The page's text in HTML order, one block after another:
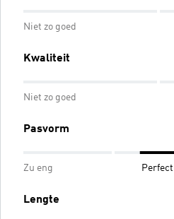
Niet zo goed
Kwaliteit
Niet zo goed
Pasvorm
Zu eng Perfect
Lengte